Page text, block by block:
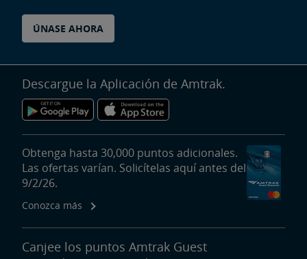
ÚNASE AHORA
Descargue la Aplicación de Amtrak.
Obtenga hasta 30,000 puntos adicionales.
Las ofertas varían. Solicítelas aquí antes del
9/2/26.
Conozca más
Canjee los puntos Amtrak Guest